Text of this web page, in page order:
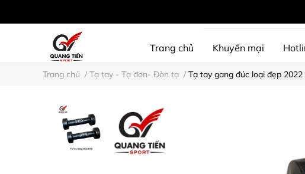
Trang chủ Khuyến mại
Trang chủ / Tạ tay - Tạ đơn- Đòn tạ / Tạ tay gang đúc loại đẹp 2022